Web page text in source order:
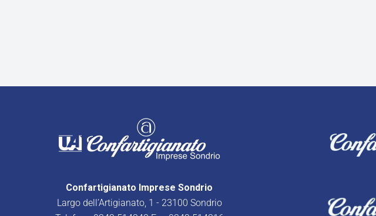
Confartigianato Imprese Sondrio
Largo dell’Artigianato, 1 - 23100 Sondrio